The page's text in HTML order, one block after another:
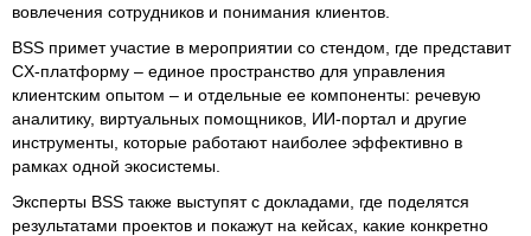
вовлечения сотрудников и понимания клиентов.
BSS примет участие в мероприятии со стендом, где представит
CX-платформу – единое пространство для управления
клиентским опытом – и отдельные ее компоненты: речевую
аналитику, виртуальных помощников, ИИ-портал и другие
инструменты, которые работают наиболее эффективно в
рамках одной экосистемы.
Эксперты BSS также выступят с докладами, где поделятся
результатами проектов и покажут на кейсах, какие конкретно